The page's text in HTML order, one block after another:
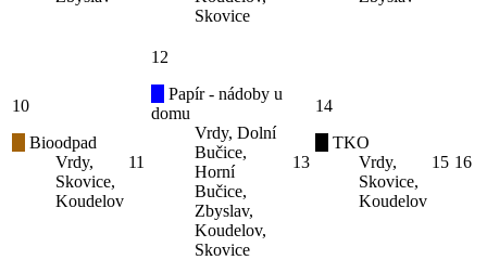
Skovice
10
Bioodpad
Vrdy,
Skovice,
Koudelov
11
12
Papír - nádoby u
domu
Vrdy, Dolní
Bučice,
Horní
Bučice,
Zbyslav,
Koudelov,
Skovice
13
14
TKO
Vrdy,
Skovice,
Koudelov
15 16